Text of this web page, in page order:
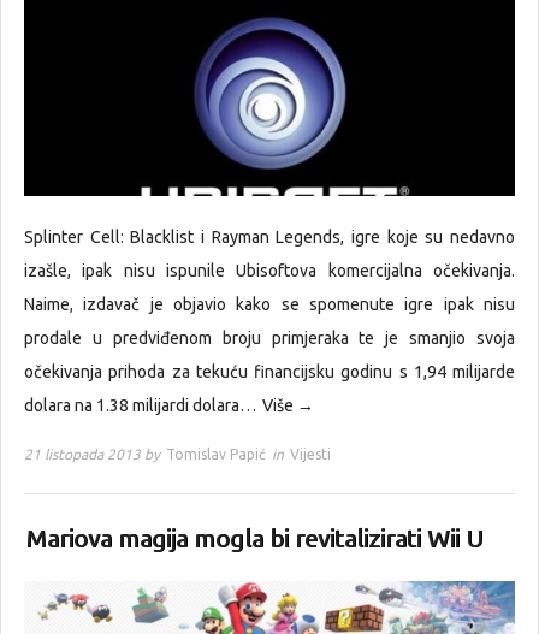
Splinter Cell: Blacklist i Rayman Legends, igre koje su nedavno
izašle, ipak nisu ispunile Ubisoftova komercijalna očekivanja.
Naime, izdavač je objavio kako se spomenute igre ipak nisu
prodale u predviđenom broju primjeraka te je smanjio svoja
očekivanja prihoda za tekuću financijsku godinu s 1,94 milijarde
dolara na 1.38 milijardi dolara… Više →
21 listopada 2013 by Tomislav Papić in Vijesti
Mariova magija mogla bi revitalizirati Wii U